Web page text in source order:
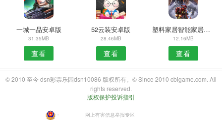
一城一品安卓版
31.35MB
查看
52云装安卓版
28.46MB
查看
塑料家居智能家居APP
12.16MB
查看
© 2010 至今 dsn彩票乐园dsn10086 版权所有。© Since 2010 cbigame.com. All
rights reserved.
版权保护投诉指引
・ 网上有害信息举报专区